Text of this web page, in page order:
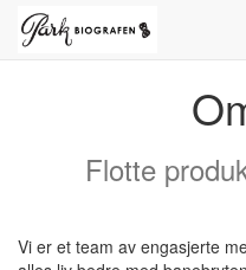
Flotte
Vi er et team av engasjerte